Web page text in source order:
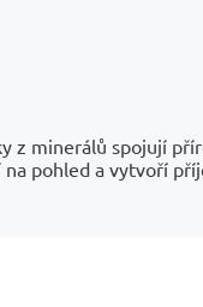
z minerálů spojují
pohled a vytvoří